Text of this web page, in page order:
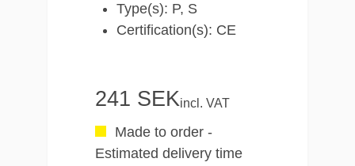
Type(s): P, S
Certification(s): CE
241 SEKincl. VAT
Made to order -
Estimated delivery time